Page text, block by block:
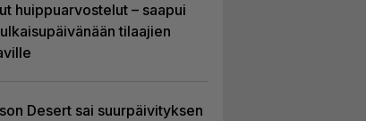
huippuarvostelut – saapui
tilaajien
Desert sai suurpäivityksen